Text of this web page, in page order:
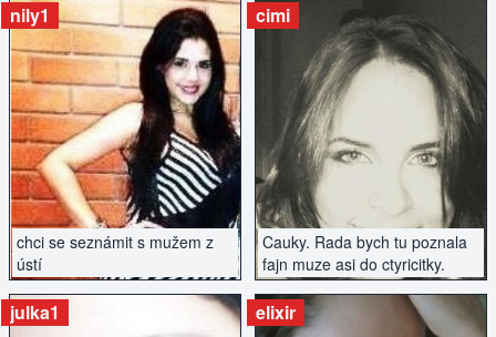
chci se seznámit s mužem z
ústí
nily1
ZOBRAZIT INZERÁT
Cauky. Rada bych tu poznala
fajn muze asi do ctyricitky.
cimi
ZOBRAZIT INZERÁT
julka1 elixir